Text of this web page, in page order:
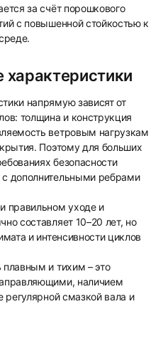
за счёт порошкового
с повышенной стойкостью к
напрямую зависят от
толщина и конструкция
ветровым нагрузкам
Поэтому для больших
безопасности
дополнительными ребрами
правильном уходе и
составляет 10–20 лет, но
и интенсивности циклов
и тихим – это
наличием
регулярной смазкой вала и